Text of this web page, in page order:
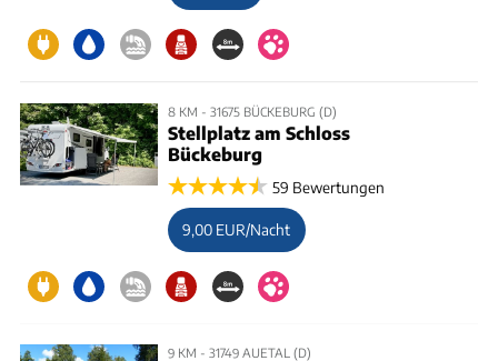
8 KM - 31675 BÜCKEBURG (D)
Stellplatz am Schloss
Bückeburg
59 Bewertungen
9,00 EUR/Nacht
9 KM - 31749 AUETAL (D)